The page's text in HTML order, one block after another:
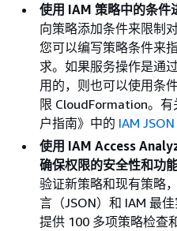
使用 IAM 策略中的条件
向策略添加条件来限制
您可以编写策略条件来
求。如果服务操作是通
用的，则也可以使用条
限 CloudFormation。有
户指南》 中的 IAM
使用 IAM Access
确保权限的安全性和功
验证新策略和现有策略
言（JSON）和 IAM 最
提供 100 多项策略检查